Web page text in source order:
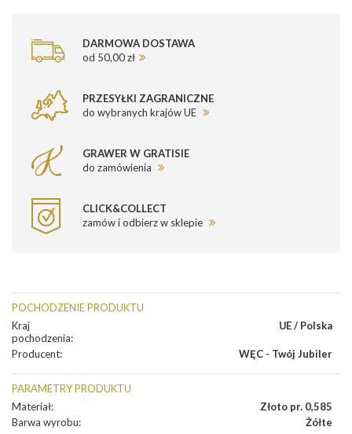
DARMOWA DOSTAWA
od 50,00 zł
PRZESYŁKI ZAGRANICZNE
do wybranych krajów UE
GRAWER W GRATISIE
do zamówienia
CLICK&COLLECT
zamów i odbierz w sklepie
POCHODZENIE PRODUKTU
Kraj
pochodzenia:
UE / Polska
Producent: WĘC - Twój Jubiler
PARAMETRY PRODUKTU
Materiał:
Złoto pr. 0,585
Barwa wyrobu:
Żółte